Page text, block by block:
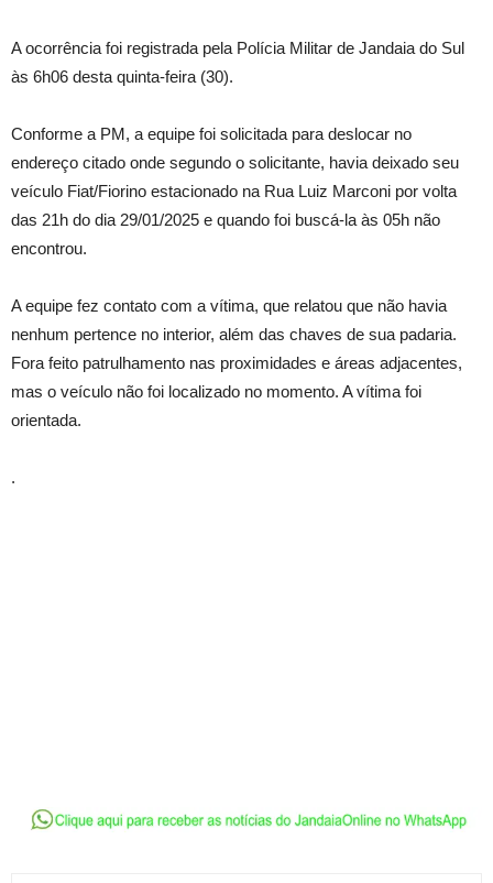
A ocorrência foi registrada pela Polícia Militar de Jandaia do Sul
às 6h06 desta quinta-feira (30).
Conforme a PM, a equipe foi solicitada para deslocar no
endereço citado onde segundo o solicitante, havia deixado seu
veículo Fiat/Fiorino estacionado na Rua Luiz Marconi por volta
das 21h do dia 29/01/2025 e quando foi buscá-la às 05h não
encontrou.
A equipe fez contato com a vítima, que relatou que não havia
nenhum pertence no interior, além das chaves de sua padaria.
Fora feito patrulhamento nas proximidades e áreas adjacentes,
mas o veículo não foi localizado no momento. A vítima foi
orientada.
.